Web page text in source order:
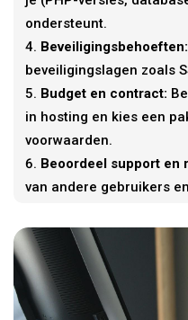
ondersteunt.
Beveiligingsbehoeften:
beveiligingslagen zoals
Budget en contract:
in hosting en kies een
voorwaarden.
Beoordeel support en
van andere gebruikers